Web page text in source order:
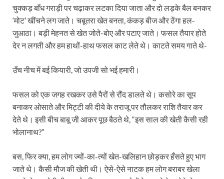
चुक्कड़ बाँध गराड़ी पर चढ़ाकर लटका दिया जाता और दो लड़के बैल बनकर
‘मोट’ खींचने लग जाते। चबूतरा खेत बनता, कंकड़ बीज और ठेंगा हल-
जुआठा। बड़ी मेहनत से खेत जोते-बोए और पटाए जाते। फसल तैयार होते
देर न लगती और हम हाथों-हाथ फसल काट लेते थे। काटते समय गाते थे-
उँच नीच में बई कियारी, जो उपजी सो भई हमारी।
फसल को एक जगह रखकर उसे पैरों से रौंद डालते थे। कसोरे का सूप
बनाकर ओसाते और मिट्टी की दीये के तराजू पर तौलकर राशि तैयार कर
देते थे। इसी बीच बाबू जी आकर पूछ बैठते थे, “इस साल की खेती कैसी रही
भोलानाथ?”
बस, फिर क्या, हम लोग ज्यों-का-त्यों खेत-खलिहान छोड़कर हँसते हुए भाग
जाते थे। कैसी मौज की खेती थी। ऐसे-ऐसे नाटक हम लोग बराबर खेला